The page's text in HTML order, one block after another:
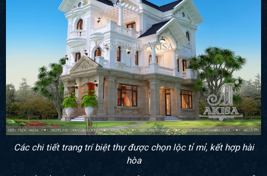
Các chi tiết trang trí biệt thự được chọn lộc tỉ mỉ, kết hợp hài
hòa